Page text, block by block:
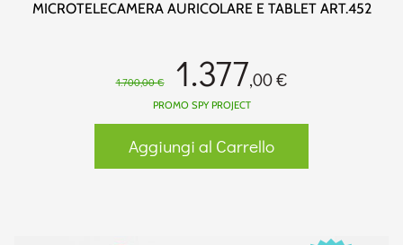
MICROTELECAMERA AURICOLARE E TABLET ART.452
1.700,00 € 1.377,00 €
PROMO SPY PROJECT
Aggiungi al Carrello